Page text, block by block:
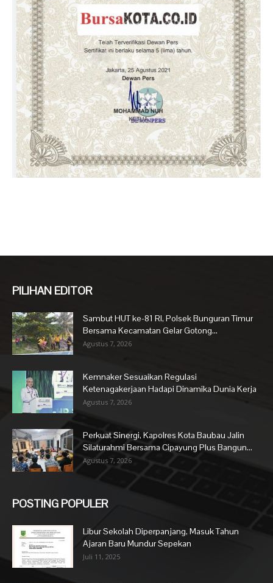
PILIHAN EDITOR
Sambut HUT ke-81 RI, Polsek Bunguran Timur
Bersama Kecamatan Gelar Gotong...
Agustus 7, 2026
Kemnaker Sesuaikan Regulasi
Ketenagakerjaan Hadapi Dinamika Dunia Kerja
Agustus 7, 2026
Perkuat Sinergi, Kapolres Kota Baubau Jalin
Silaturahmi Bersama Cipayung Plus Bangun...
Agustus 7, 2026
POSTING POPULER
Libur Sekolah Diperpanjang, Masuk Tahun
Ajaran Baru Mundur Sepekan
Juli 11, 2025